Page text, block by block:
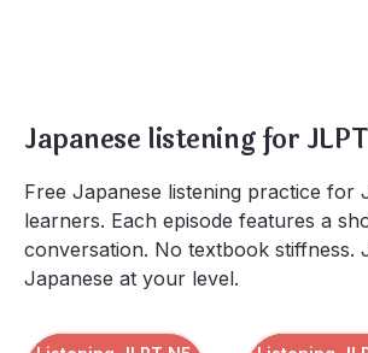
Japanese listening for
Free Japanese listening practice for
learners. Each episode features a
conversation. No textbook stiffness.
Japanese at your level.